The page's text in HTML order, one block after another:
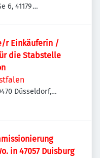
6, 41179
r Einkäuferin /
die Stabstelle
Düsseldorf,
in 47057 Duisburg